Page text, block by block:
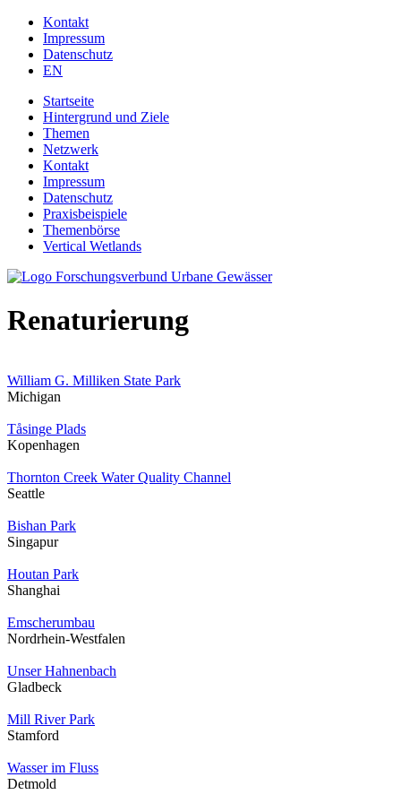
Jump to navigation
Kontakt
Impressum
Datenschutz
EN
Startseite
Hintergrund und Ziele
Themen
Netzwerk
Kontakt
Impressum
Datenschutz
Praxisbeispiele
Themenbörse
Vertical Wetlands
Renaturierung
William G. Milliken State Park
Michigan
Tåsinge Plads
Kopenhagen
Thornton Creek Water Quality Channel
Seattle
Bishan Park
Singapur
Houtan Park
Shanghai
Emscherumbau
Nordrhein-Westfalen
Unser Hahnenbach
Gladbeck
Mill River Park
Stamford
Wasser im Fluss
Detmold